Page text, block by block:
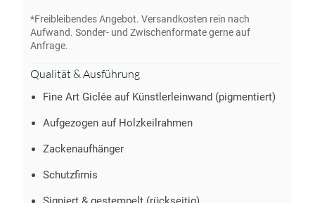
*Freibleibendes Angebot. Versandkosten rein nach
Aufwand. Sonder- und Zwischenformate gerne auf
Anfrage.
Qualität & Ausführung
Fine Art Giclée auf Künstlerleinwand (pigmentiert)
Aufgezogen auf Holzkeilrahmen
Zackenaufhänger
Schutzfirnis